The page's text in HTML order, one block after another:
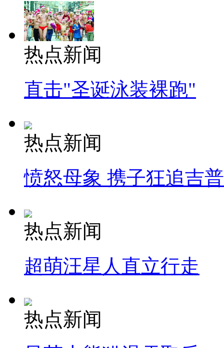
热点新闻
直击"圣诞泳装裸跑"
热点新闻
愤怒母象 携子狂追吉
热点新闻
超萌汪星人直立行走
热点新闻